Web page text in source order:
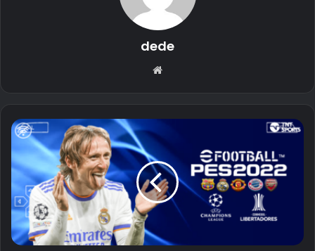
dede
Website